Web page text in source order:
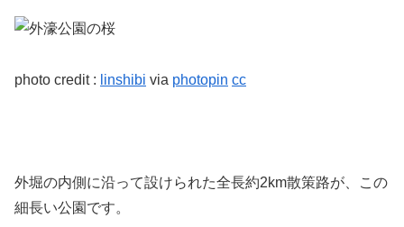
photo credit : linshibi via photopin cc
外堀の内側に沿って設けられた全長約2km散策路が、この
細長い公園です。